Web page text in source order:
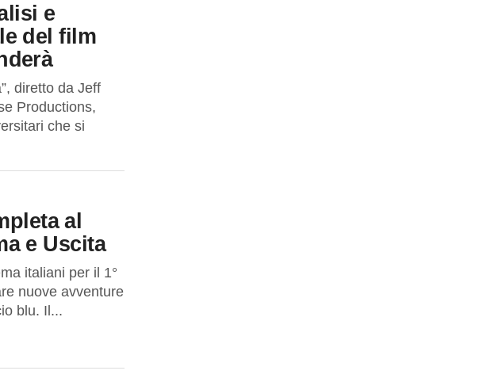
del film
diretto da Jeff
Productions,
che si
e Uscita
italiani per il 1°
nuove avventure
blu. Il...